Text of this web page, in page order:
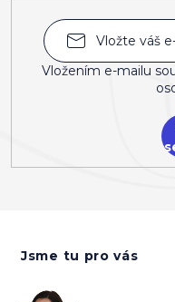
Vložením e-mailu
Jsme tu pro vás